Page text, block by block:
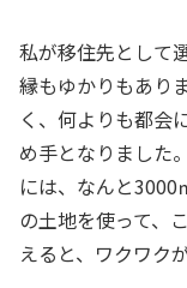
私が移住先として
縁もゆかりもあり
く、何よりも都会
め手となりました
には、なんと3000
の土地を使って、
えると、ワクワク